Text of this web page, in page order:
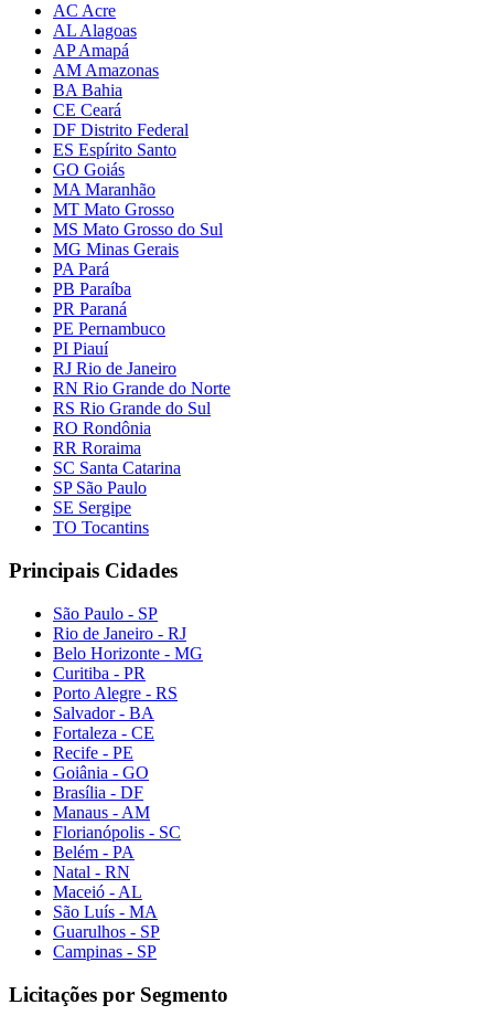
AC Acre
AL Alagoas
AP Amapá
AM Amazonas
BA Bahia
CE Ceará
DF Distrito Federal
ES Espírito Santo
GO Goiás
MA Maranhão
MT Mato Grosso
MS Mato Grosso do Sul
MG Minas Gerais
PA Pará
PB Paraíba
PR Paraná
PE Pernambuco
PI Piauí
RJ Rio de Janeiro
RN Rio Grande do Norte
RS Rio Grande do Sul
RO Rondônia
RR Roraima
SC Santa Catarina
SP São Paulo
SE Sergipe
TO Tocantins
Principais Cidades
São Paulo - SP
Rio de Janeiro - RJ
Belo Horizonte - MG
Curitiba - PR
Porto Alegre - RS
Salvador - BA
Fortaleza - CE
Recife - PE
Goiânia - GO
Brasília - DF
Manaus - AM
Florianópolis - SC
Belém - PA
Natal - RN
Maceió - AL
São Luís - MA
Guarulhos - SP
Campinas - SP
Licitações por Segmento